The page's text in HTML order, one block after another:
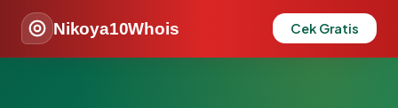
Nikoya10Whois Cek Gratis